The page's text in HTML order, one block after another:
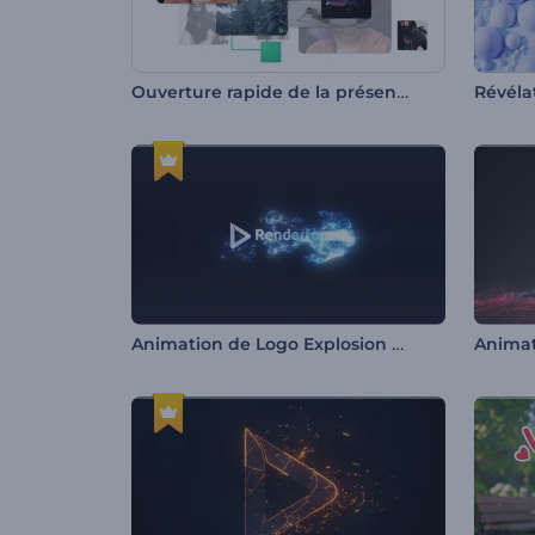
Ouverture rapide de la présentation
Animation de Logo Explosion de Particules Lucides